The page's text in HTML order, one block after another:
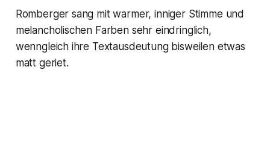
Romberger sang mit warmer, inniger Stimme und
melancholischen Farben sehr eindringlich,
wenngleich ihre Textausdeutung bisweilen etwas
matt geriet.